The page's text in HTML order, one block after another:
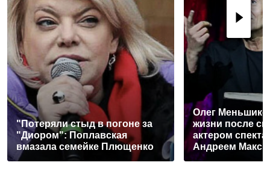
"Потеряли стыд в погоне за
"Диором": Поплавская
вмазала семейке Плющенко
Олег
жизни после
актером
Андреем